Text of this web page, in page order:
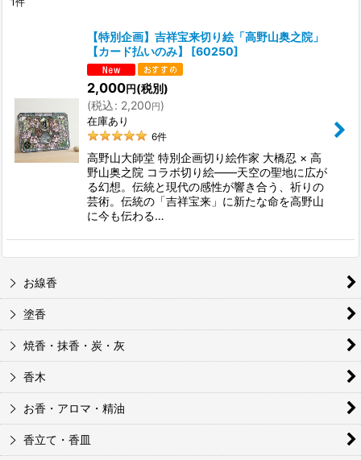
【特別企画】吉祥宝来切り絵「高野山奥之院」
【カード払いのみ】
[60250]
2,000円 (税別)
(税込: 2,200 円 )
在庫あり
6件
高野山大師堂 特別企画切り絵作家 大橋忍 × 高
野山奥之院 コラボ切り絵――天空の聖地に広が
る幻想。伝統と現代の感性が響き合う、祈りの
芸術。伝統の「吉祥宝来」に新たな命を高野山
に今も伝わる…
お線香
塗香
焼香・抹香・炭・灰
香木
お香・アロマ・精油
香立て・香皿